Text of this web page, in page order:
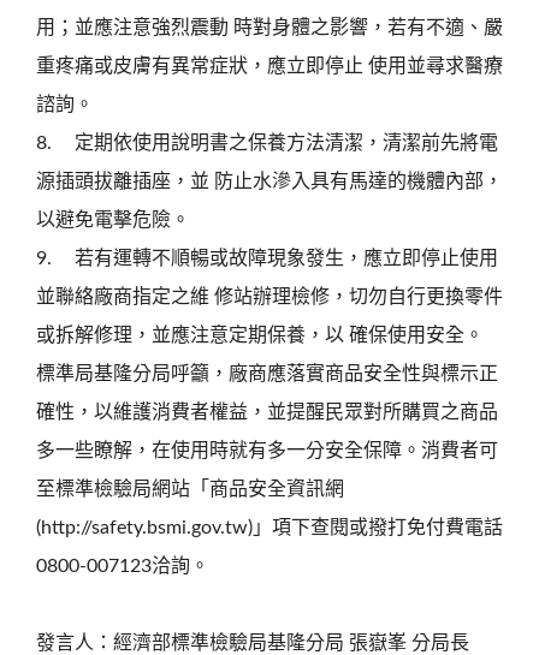
用；並應注意強烈震動 時對身體之影響，若有不適、嚴
重疼痛或皮膚有異常症狀，應立即停止 使用並尋求醫療
諮詢。
8.
定期依使用說明書之保養方法清潔，清潔前先將電
源插頭拔離插座，並 防止水滲入具有馬達的機體內部，
以避免電擊危險。
9.
若有運轉不順暢或故障現象發生，應立即停止使用
並聯絡廠商指定之維 修站辦理檢修，切勿自行更換零件
或拆解修理，並應注意定期保養，以 確保使用安全。
標準局基隆分局呼籲，廠商應落實商品安全性與標示正
確性，以維護消費者權益，並提醒民眾對所購買之商品
多一些瞭解，在使用時就有多一分安全保障。消費者可
至標準檢驗局網站「商品安全資訊網
(http://safety.bsmi.gov.tw)」項下查閱或撥打免付費電話
0800-007123洽詢。
發言人：經濟部標準檢驗局基隆分局 張嶽峯 分局長